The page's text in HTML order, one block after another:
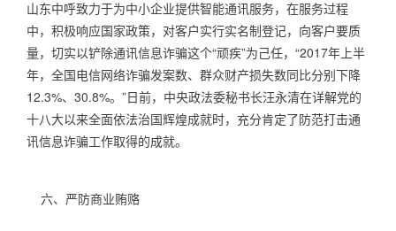
山东中呼致力于为中小企业提供智能通讯服务，在服务过程
中，积极响应国家政策，对客户实行实名制登记，向客户要质
量，切实以铲除通讯信息诈骗这个“顽疾”为己任，“2017年上半
年，全国电信网络诈骗发案数、群众财产损失数同比分别下降
12.3%、 30.8%。”日前，中央政法委秘书长汪永清在详解党的
十八大以来全面依法治国辉煌成就时，充分肯定了防范打击通
讯信息诈骗工作取得的成就。
六、严防商业贿赂